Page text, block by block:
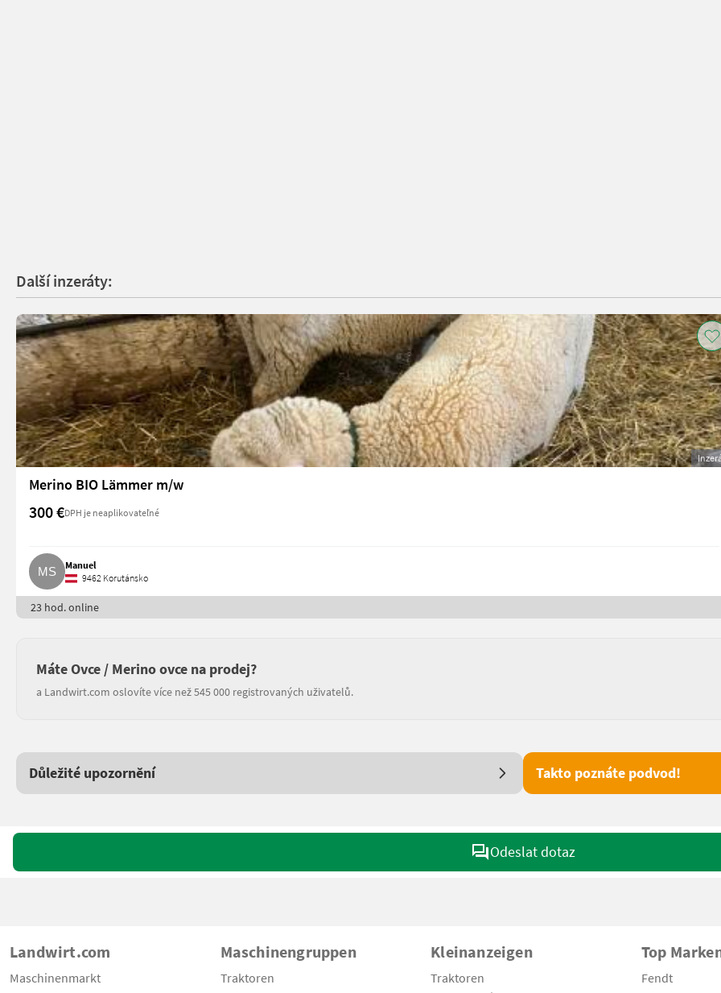
Další inzeráty:
Merino BIO Lämmer m/w
300 €DPH je neaplikovateľné
Manuel
9462 Korutánsko
23 hod. online
Máte Ovce / Merino ovce na prodej?
a Landwirt.com oslovíte více než 545 000 registrovaných uživatelů.
Důležité upozornění Takto poznáte podvod!
Odeslat dotaz
Landwirt.com
Maschinenmarkt
Maschinengruppen
Traktoren
Kleinanzeigen
Traktoren
Top
Fendt